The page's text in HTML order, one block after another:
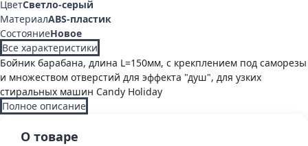
ЦветСветло-серый
МатериалABS-пластик
СостояниеНовое
Все характеристики
Бойник барабана, длина L=150мм, с крекплением под саморезы
и множеством отверстий для эффекта "душ", для узких
стиральных машин Candy Holiday
Полное описание
О товаре